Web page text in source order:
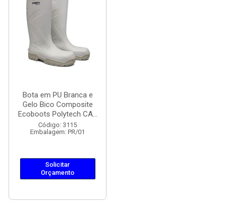
Bota em PU Branca e
Gelo Bico Composite
Ecoboots Polytech CA...
Código: 3115
Embalagem: PR/01
Solicitar
Orçamento